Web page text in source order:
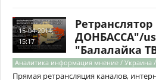
15-04-2014,
15:17
ДОНБАССА"/
"Балалайка
Аналитика информация мнение / Украина
Прямая ретрансляция каналов,